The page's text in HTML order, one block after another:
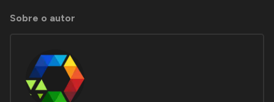
Sobre o autor